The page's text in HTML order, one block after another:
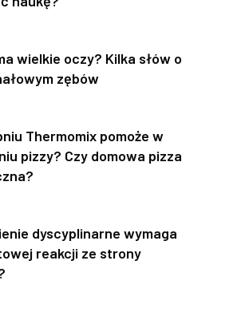
wielkie oczy? Kilka słów o
zębów
Thermomix pomoże w
pizzy? Czy domowa pizza
dyscyplinarne wymaga
reakcji ze strony